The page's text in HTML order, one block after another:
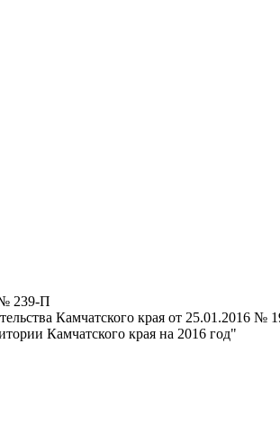
№ 239-П
Камчатского края от 25.01.2016
Камчатского края на 2016 год"